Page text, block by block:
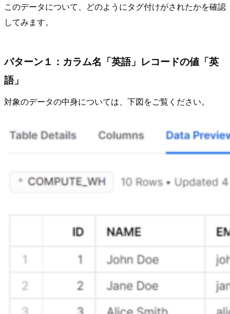
このデータについて、どのようにタグ付けがされたかを確認
してみます。
パターン１：カラム名「英語」レコードの値「英
語」
対象のデータの中身については、下図をご覧ください。